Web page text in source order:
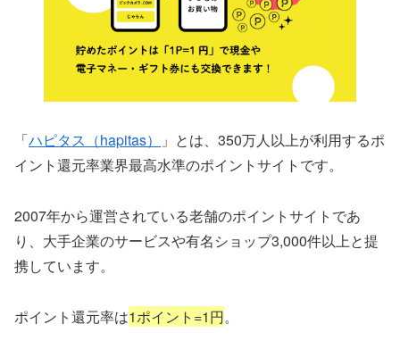
「ハピタス（hapitas）
」とは、350万人以上が利用するポ
イント還元率業界最高水準のポイントサイトです。
2007年から運営されている老舗のポイントサイトであ
り、大手企業のサービスや有名ショップ3,000件以上と提
携しています。
ポイント還元率は1ポイント=1円。